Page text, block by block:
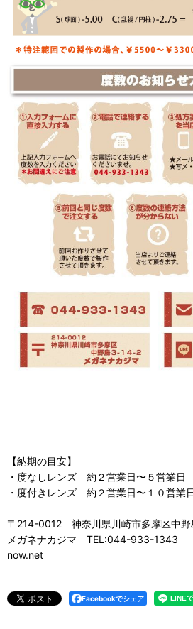
【納期の目安】
・度なしレンズ 約２営業日〜５営業日
・度付きレンズ 約２営業日〜１０営業
〒214-0012 神奈川県川崎市多摩区中
メガネナカジマ TEL:044-933-1343
now.net
Facebookでシェア